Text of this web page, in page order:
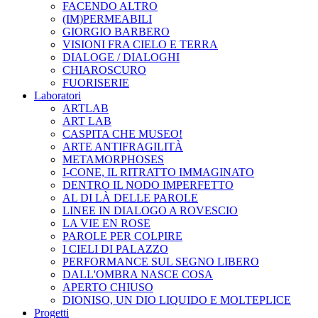
FACENDO ALTRO
(IM)PERMEABILI
GIORGIO BARBERO
VISIONI FRA CIELO E TERRA
DIALOGE / DIALOGHI
CHIAROSCURO
FUORISERIE
Laboratori
ARTLAB
ART LAB
CASPITA CHE MUSEO!
ARTE ANTIFRAGILITÀ
METAMORPHOSES
I-CONE, IL RITRATTO IMMAGINATO
DENTRO IL NODO IMPERFETTO
AL DI LÀ DELLE PAROLE
LINEE IN DIALOGO A ROVESCIO
LA VIE EN ROSE
PAROLE PER COLPIRE
I CIELI DI PALAZZO
PERFORMANCE SUL SEGNO LIBERO
DALL'OMBRA NASCE COSA
APERTO CHIUSO
DIONISO, UN DIO LIQUIDO E MOLTEPLICE
Progetti